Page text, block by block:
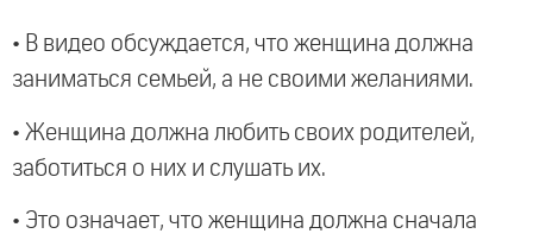
• В видео обсуждается, что женщина должна
заниматься семьей, а не своими желаниями.
• Женщина должна любить своих родителей,
заботиться о них и слушать их.
• Это означает, что женщина должна сначала